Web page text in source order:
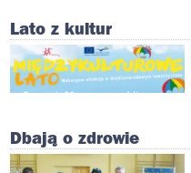
Lato z kultur
Dbają o zdrowie